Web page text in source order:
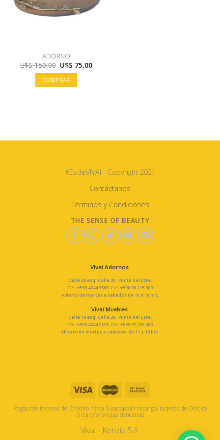
ADORNO
U$S150,00 El
precio
original
era:
U$S
U$S 75,00El
COMPRAR
#EsdeVIVAI - Copyright 2021
Contáctanos
Términos y Condiciones
THE SENSE OF BEAUTY
Vivai Adornos
Calle 20 esq. Calle 30, Punta del Este.
Tel: +598 4244 3566 Cel: +598 96 215 000
Abierto de martes a sabados de 11 a 19 hrs.
Vivai Muebles
Calle 18 esq. Calle 29, Punta del Este.
Tel: +598 4244 2678 Cel: +598 97 109 900
Abierto de martes a sábados de 11 a 19 hrs.
Pagos con tarjetas de Crédito hasta 3 cuotas sin recargo, tarjetas de Débito
o transferencias Bancarias
Vivai - Kenzia S.A.